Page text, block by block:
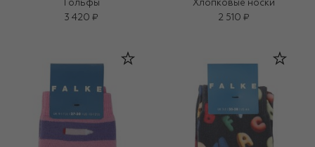
Гольфы
3 420 ₽
Хлопковые носки
2 510 ₽